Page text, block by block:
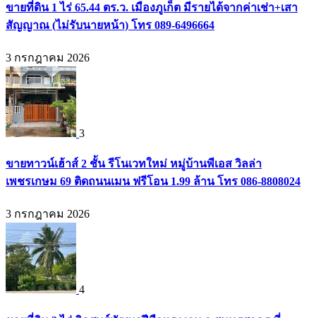
ขายที่ดิน 1 ไร่ 65.44 ตร.ว. เมืองภูเก็ต มีรายได้จากค่าเช่า+เสา
สัญญาณ (ไม่รับนายหน้า) โทร 089-6496664
3 กรกฎาคม 2026
3
ขายทาวน์เฮ้าส์ 2 ชั้น รีโนเวทใหม่ หมู่บ้านพีเอส วิลล่า
เพชรเกษม 69 ติดถนนเมน ฟรีโอน 1.99 ล้าน โทร 086-8808024
3 กรกฎาคม 2026
4